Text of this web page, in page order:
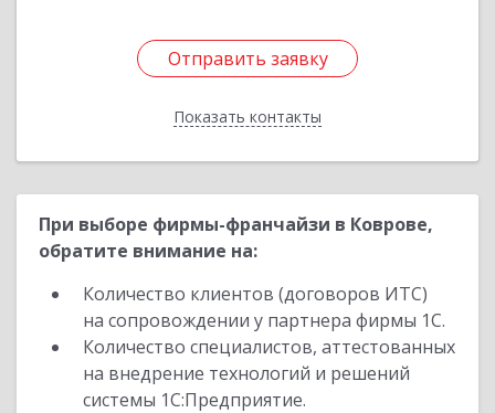
Отправить заявку
Показать контакты
Отправить заявку
Назад
При выборе фирмы-франчайзи в Коврове,
обратите внимание на:
Количество клиентов (договоров ИТС)
на сопровождении у партнера фирмы 1С.
Количество специалистов, аттестованных
на внедрение технологий и решений
системы 1С:Предприятие.